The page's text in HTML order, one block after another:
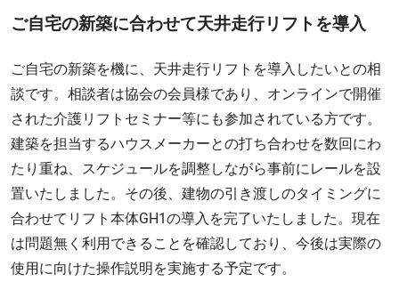
ご自宅の新築に合わせて天井走行リフトを導入
ご自宅の新築を機に、天井走行リフトを導入したいとの相
談です。相談者は協会の会員様であり、オンラインで開催
された介護リフトセミナー等にも参加されている方です。
建築を担当するハウスメーカーとの打ち合わせを数回にわ
たり重ね、スケジュールを調整しながら事前にレールを設
置いたしました。その後、建物の引き渡しのタイミングに
合わせてリフト本体GH1の導入を完了いたしました。現在
は問題無く利用できることを確認しており、今後は実際の
使用に向けた操作説明を実施する予定です。